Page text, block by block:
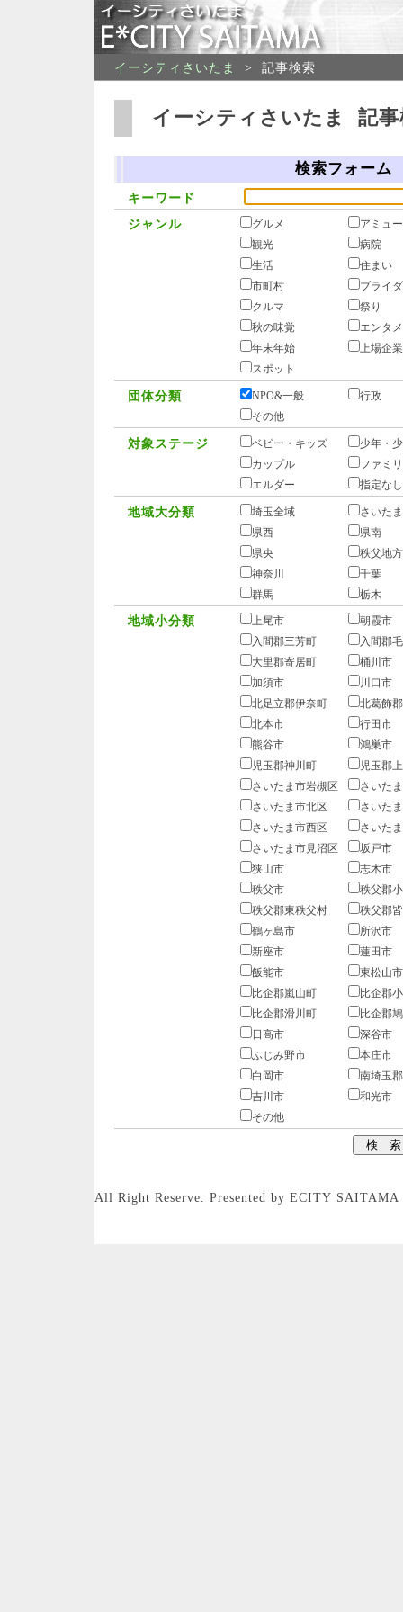
イーシティさいたま > 記事検索
イーシティさいたま 記事
検索フォーム
キーワード
ジャンル
グルメ
アミュ
観光
病院
生活
住まい
市町村
ブライ
クルマ
祭り
秋の味覚
エンタメ
年末年始
上場企業
スポット
団体分類 NPO&一般
行政
その他
対象ステージ ベビー・キッズ
少年・
カップル
ファミ
エルダー
指定なし
地域大分類 埼玉全域
さいた
県西
県南
県央
秩父地方
神奈川
千葉
群馬
栃木
地域小分類 上尾市
朝霞市
入間郡三芳町
入間郡
大里郡寄居町
桶川市
加須市
川口市
北足立郡伊奈町
北葛飾
北本市
行田市
熊谷市
鴻巣市
児玉郡神川町
児玉郡
さいたま市岩槻区
さいた
さいたま市北区
さいた
さいたま市西区
さいた
さいたま市見沼区
坂戸市
狭山市
志木市
秩父市
秩父郡
秩父郡東秩父村
秩父郡
鶴ヶ島市
所沢市
新座市
蓮田市
飯能市
東松山市
比企郡嵐山町
比企郡
比企郡滑川町
比企郡
日高市
深谷市
ふじみ野市
本庄市
白岡市
南埼玉
吉川市
和光市
その他
All Right Reserve. Presented by ECITY SAITAMA